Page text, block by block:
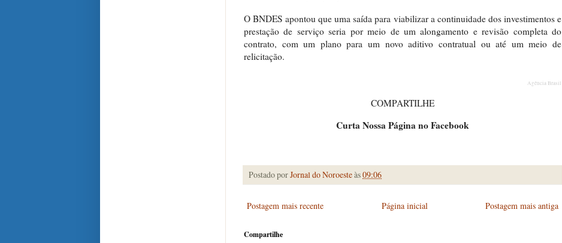
O BNDES apontou que uma saída para viabilizar a continuidade dos investimentos e
prestação de serviço seria por meio de um alongamento e revisão completa do
contrato, com um plano para um novo aditivo contratual ou até um meio de
relicitação.
Agência Brasil
COMPARTILHE
Curta Nossa Página no Facebook
Postado porJornal do Noroesteàs09:06
Postagem mais recente Postagem mais antiga
Página inicial
Compartilhe